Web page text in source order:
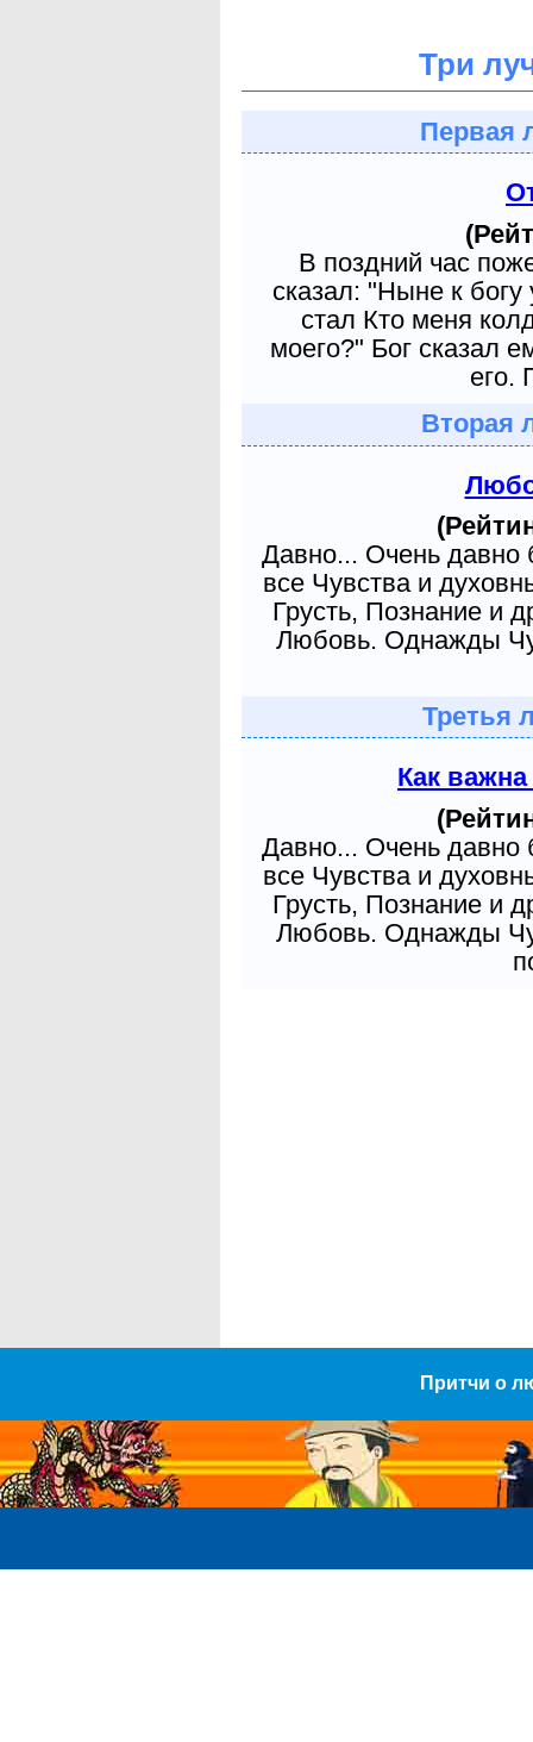
Три
Первая
В поздний час
сказал: "Ныне к
стал Кто меня
моего?" Бог сказал
его.
Вторая
Давно... Очень давно
все Чувства и
Грусть, Познание и
Любовь. Однажды
Третья
Как
Давно... Очень давно
все Чувства и
Грусть, Познание и
Любовь. Однажды
Притчи о